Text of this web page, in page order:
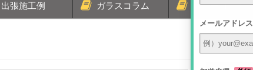
出張施工例 ガラスコラム ミラーコラム
メールアドレス